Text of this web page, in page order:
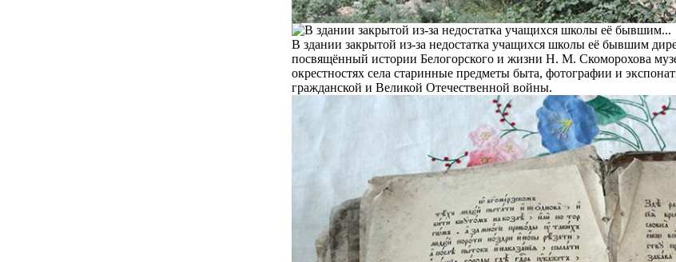
В здании закрытой из-за недостатка учащихся школы её бывшим
посвящённый истории Белогорского и жизни Н. М. Скоморохова
окрестностях села старинные предметы быта, фотографии и
гражданской и Великой Отечественной войны.